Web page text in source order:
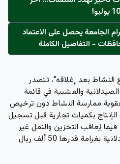
الجامعة يحصل على الاعتماد
النشاط بعد إغلاقه"، تتصدر
والعشبية في قائمة
ممارسة النشاط دون ترخيص
بدء الإنتاج بكميات تجارية قبل تسجيل
50 ألف ريال، فيما يُعاقب التخزين والنقل غير
المناسب للمستحضرات الصيدلانية بغرامة قدرها 50 ألف ريال